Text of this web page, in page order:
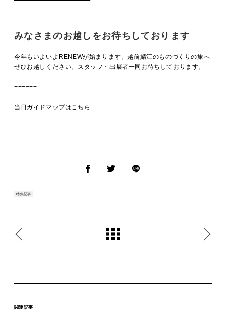
みなさまのお越しをお待ちしております
今年もいよいよRENEWが始まります。越前鯖江のものづくりの旅へ
ぜひお越しください。スタッフ・出展者一同お待ちしております。
======
当日ガイドマップはこちら
特集記事
関連記事